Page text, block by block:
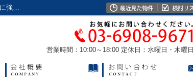
新宿区の小学校一覧ページ｜アクセス株式会社｜東中野、中野坂上の賃貸マンションやアパートに強い不動産会社
営業時間：10:00～18:00 定休日：水曜日・木曜日